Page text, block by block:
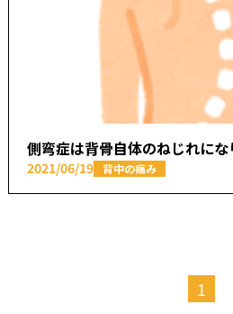
2021/06/19 背中の痛み
1